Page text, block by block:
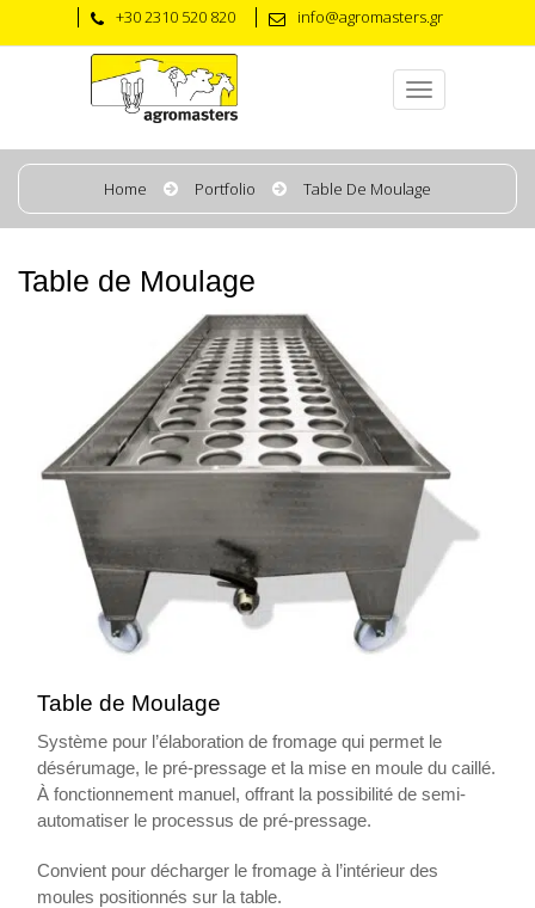
+30 2310 520 820 info@agromasters.gr
Home Portfolio Table De Moulage
Table de Moulage
Table de Moulage
Système pour l’élaboration de fromage qui permet le
désérumage, le pré-pressage et la mise en moule du caillé.
À fonctionnement manuel, offrant la possibilité de semi-
automatiser le processus de pré-pressage.
Convient pour décharger le fromage à l’intérieur des
moules positionnés sur la table.